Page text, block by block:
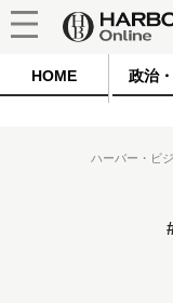
HOME 政治
ハーバー・ビ